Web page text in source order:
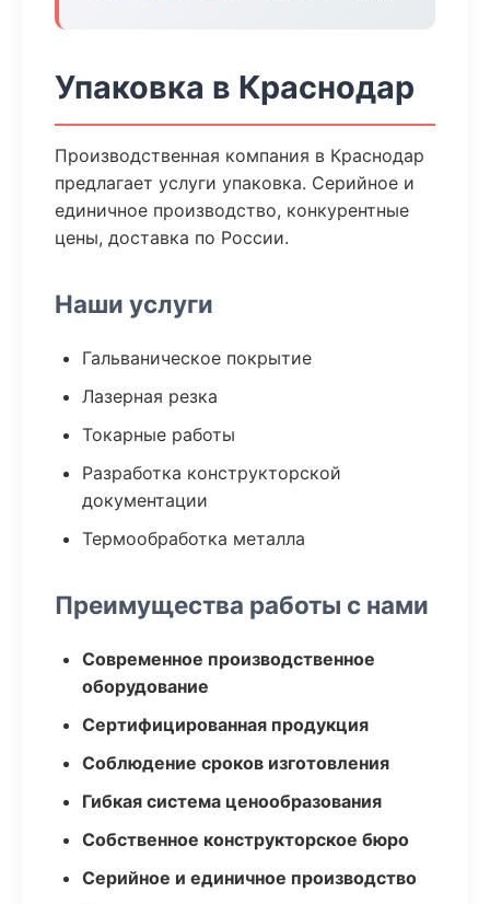
Упаковка в Краснодар
Производственная компания в Краснодар
предлагает услуги упаковка. Серийное и
единичное производство, конкурентные
цены, доставка по России.
Наши услуги
Гальваническое покрытие
Лазерная резка
Токарные работы
Разработка конструкторской
документации
Термообработка металла
Преимущества работы с нами
Современное производственное
оборудование
Сертифицированная продукция
Соблюдение сроков изготовления
Гибкая система ценообразования
Собственное конструкторское бюро
Серийное и единичное производство